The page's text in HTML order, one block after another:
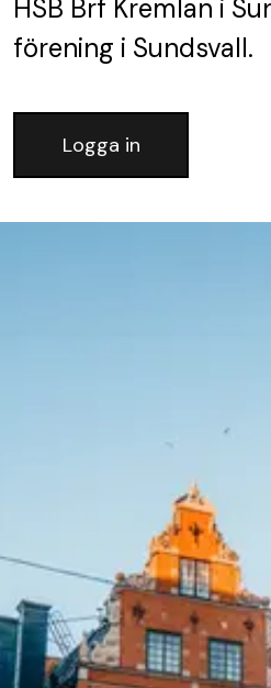
HSB Brf Kremlan i
förening i Sundsvall.
Logga in